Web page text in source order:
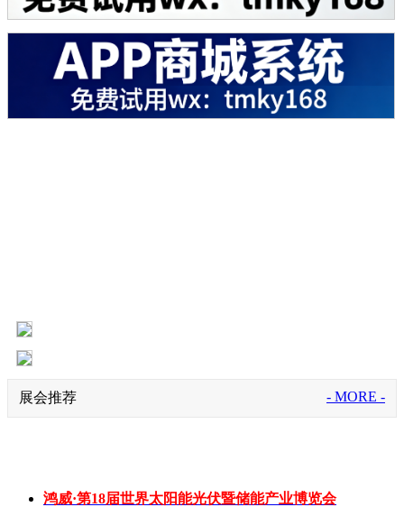
展会推荐 - MORE -
鸿威·第18届世界太阳能光伏暨储能产业博览会